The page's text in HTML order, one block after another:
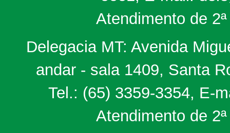
Atendimento de
Delegacia MT: Avenida
andar - sala 1409, Santa
Tel.: (65) 3359-3354, E-
Atendimento de